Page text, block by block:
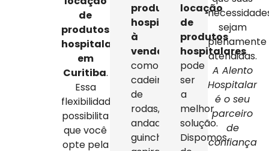
de
produtos
hospitalares
em
Curitiba.
Essa
flexibilidade
possibilita
que você
opte pela
produtos
hospitalares
à
venda
como
cadeiras
de
rodas,
andadores,
guinchos,
locação
de
produtos
hospitalares
pode
ser
a
melhor
solução.
Dispomos
sejam
plenamente
atendidas.
A Alento
Hospitalar
é o seu
parceiro
de
confiança